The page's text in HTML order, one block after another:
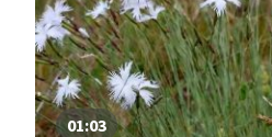
01:03